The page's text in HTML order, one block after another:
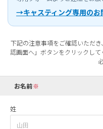
→キャスティング専用のお
下記の注意事項をご確認いただ
認画面へ」ボタンをクリックして
お名前
姓